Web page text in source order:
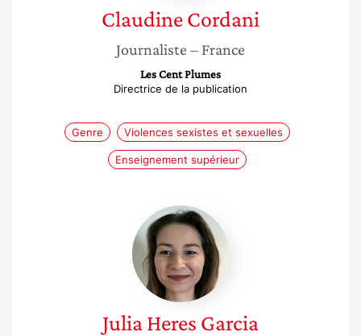
ClaudineCordani
Journaliste – France
Les Cent Plumes
Directrice de la publication
Genre Violences sexistes et sexuelles
Enseignement supérieur
Julia
Heres
Garcia
JuliaHeres Garcia